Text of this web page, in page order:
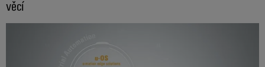
Železnice
věcí